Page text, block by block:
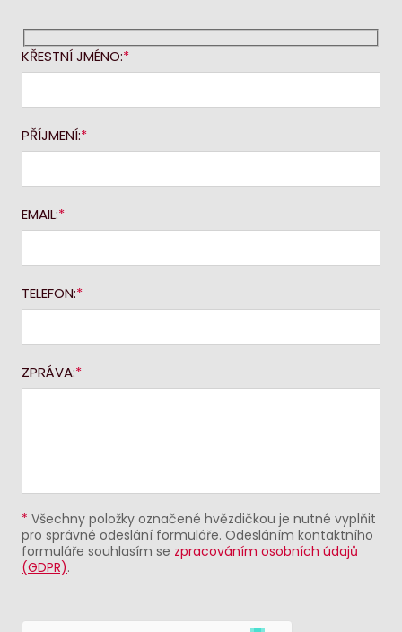
KŘESTNÍ JMÉNO:
PŘÍJMENÍ:
EMAIL:
TELEFON:
ZPRÁVA:
* Všechny položky označené hvězdičkou je nutné vyplňit
pro správné odeslání formuláře. Odesláním kontaktního
formuláře souhlasím se zpracováním osobních údajů
(GDPR).